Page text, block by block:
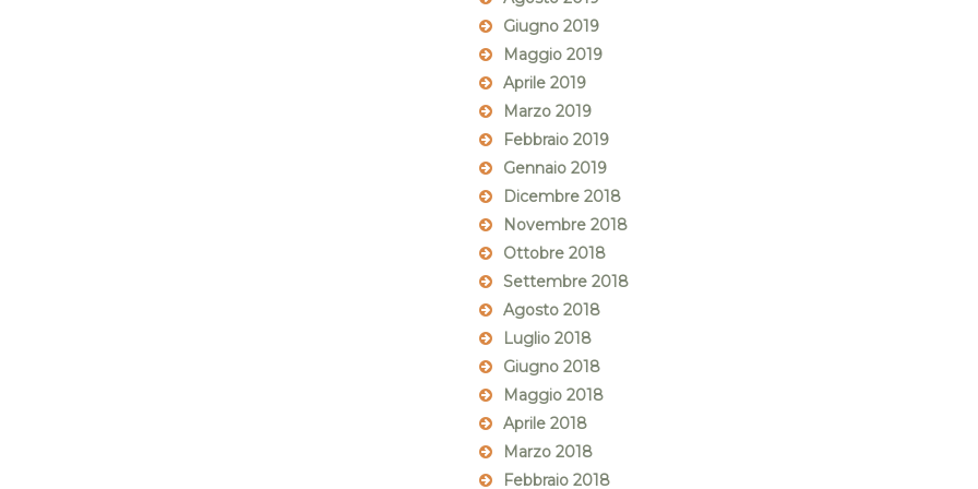
Giugno 2019
Maggio 2019
Aprile 2019
Marzo 2019
Febbraio 2019
Gennaio 2019
Dicembre 2018
Novembre 2018
Ottobre 2018
Settembre 2018
Agosto 2018
Luglio 2018
Giugno 2018
Maggio 2018
Aprile 2018
Marzo 2018
Febbraio 2018